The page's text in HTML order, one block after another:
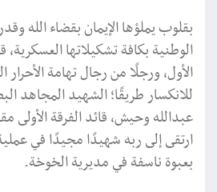
بقلوب يملؤها الإيمان بقضاء الله
الوطنية بكافة تشكيلاتها العسكرية،
الأول، ورجلًا من رجال تهامة الأحرار
للانكسار طريقًا؛ الشهيد المجاهد
عبدالله وحيش، قائد الفرقة الأولى
ارتقى إلى ربه شهيدًا مجيدًا في
بعبوة ناسفة في مديرية الخوخة.